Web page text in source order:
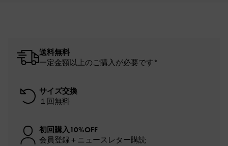
送料無料
一定金額以上のご購入が必要です*
サイズ交換
１回無料
初回購入10%OFF
会員登録＋ニュースレター購読